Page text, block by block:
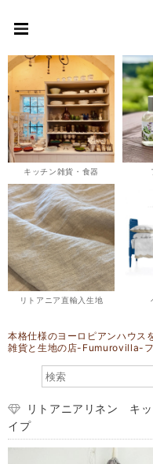
キッチン雑貨・食器
リトアニア直輸入生地
本格仕様のヨーロピアンハウス
雑貨と生地の店-Fumurovilla-フ
リトアニアリネン キ
イプ